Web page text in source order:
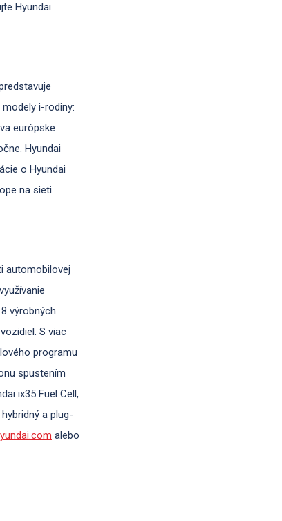
Hyundai
i-rodiny:
európske
Hyundai
o Hyundai
na sieti
automobilovej
výrobných
S viac
programu
spustením
ix35 Fuel Cell,
a plug-
alebo